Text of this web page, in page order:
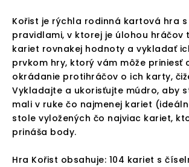
Kořist je rýchla rodinná kartová hra
pravidlami, v ktorej je úlohou hráčov
kariet rovnakej hodnoty a vykladať
prvkom hry, ktorý vám môže priniesť
okrádanie protihráčov o ich karty,
Vykladajte a ukorisťujte múdro, aby
mali v ruke čo najmenej kariet
stole vyložených čo najviac kariet,
prináša body.
Hra Kořist obsahuje: 104 kariet s